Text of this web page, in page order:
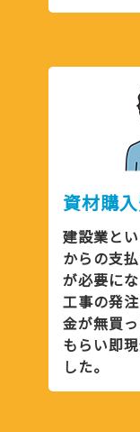
資材購
建設業と
からの支
が必要に
工事の発
金が無買
もらい即
した。